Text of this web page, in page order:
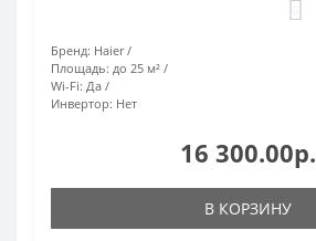
Бренд: Haier
Площадь: до 25 м²
Wi-Fi: Да
Инвертор: Нет
16 300.00р.
В КОРЗИНУ